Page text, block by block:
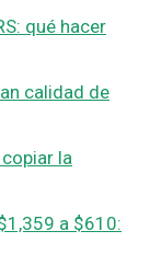
qué hacer
calidad de
la
a $610: